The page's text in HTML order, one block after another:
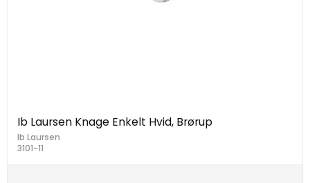
Ib Laursen Knage Enkelt Hvid, Brørup
Ib Laursen
3101-11